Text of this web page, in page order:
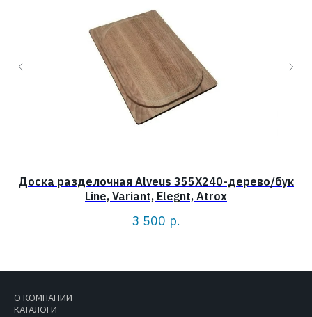
Доска разделочная Alveus 355X240-дерево/бук
Line, Variant, Elegnt, Atrox
3 500 р.
О КОМПАНИИ
КАТАЛОГИ